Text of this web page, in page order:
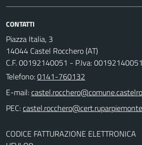
CONTATTI
Piazza Italia, 3
14044 Castel Rocchero (AT)
C.F. 00192140051 - P.Iva: 00192140051
Telefono:0141-760132
E-mail:
PEC:
CODICE FATTURAZIONE ELETTRONICA